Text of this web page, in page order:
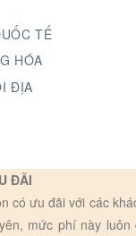
TẾ
HÓA
ĐỊA
ĐÃI
có ưu đãi với các
mức phí này